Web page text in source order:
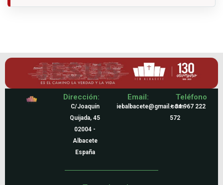
Dirección:
C/Joaquín
Quijada, 45
02004 -
Albacete
España
Email:
iebalbacete@gmail.com
Teléfono
+ 34 967 222
572